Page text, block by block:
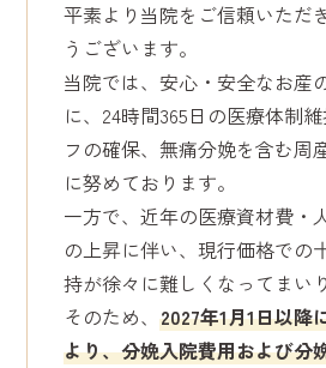
平素より当院をご信頼いただ
うございます。
当院では、安心・安全なお産
に、24時間365日の医療体制
フの確保、無痛分娩を含む周
に努めております。
一方で、近年の医療資材費・
の上昇に伴い、現行価格での
持が徐々に難しくなってまい
そのため、2027年1月1日以降
より、分娩入院費用および分